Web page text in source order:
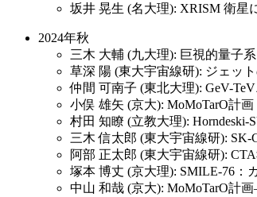
坂井 晃生 (名大理): XRISM 衛星
2024年秋
三木 大輔 (九大理): 巨視的量子
草深 陽 (東大宇宙線研): ジェッ
仲間 可南子 (東北大理): GeV-
小俣 雄矢 (京大): MoMoTarO計
村田 知瞭 (立教大理): Horndeski-
三木 信太郎 (東大宇宙線研):
阿部 正太郎 (東大宇宙線研):
塚本 博丈 (京大理): SMILE-76：
中山 和哉 (京大): MoMoTarO計